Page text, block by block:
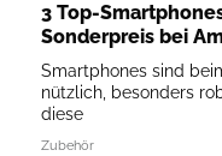
3 Top-
Sonderpreis bei
Smartphones sind
nützlich, besonders
diese
Zubehör